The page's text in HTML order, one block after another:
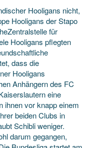
Hooligans nicht,
Hooligans der Stapo
für
Hooligans pflegten
dass die
Hooligans
Anhängern des FC
eine
ihnen vor knapp einem
beiden Clubs in
Schibli weniger.
darum gegangen,